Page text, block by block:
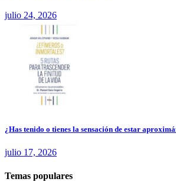
julio 24, 2026
¿Has tenido o tienes la sensación de estar
julio 17, 2026
Temas populares